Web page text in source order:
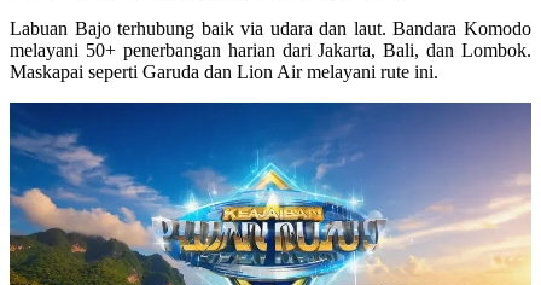
Labuan Bajo terhubung baik via udara dan laut. Bandara Komodo
melayani 50+ penerbangan hariandari Jakarta, Bali, dan Lombok.
Maskapai seperti Garuda dan Lion Air melayani rute ini.